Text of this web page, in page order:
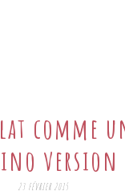
comme
version
23 FÉVRIER 2015